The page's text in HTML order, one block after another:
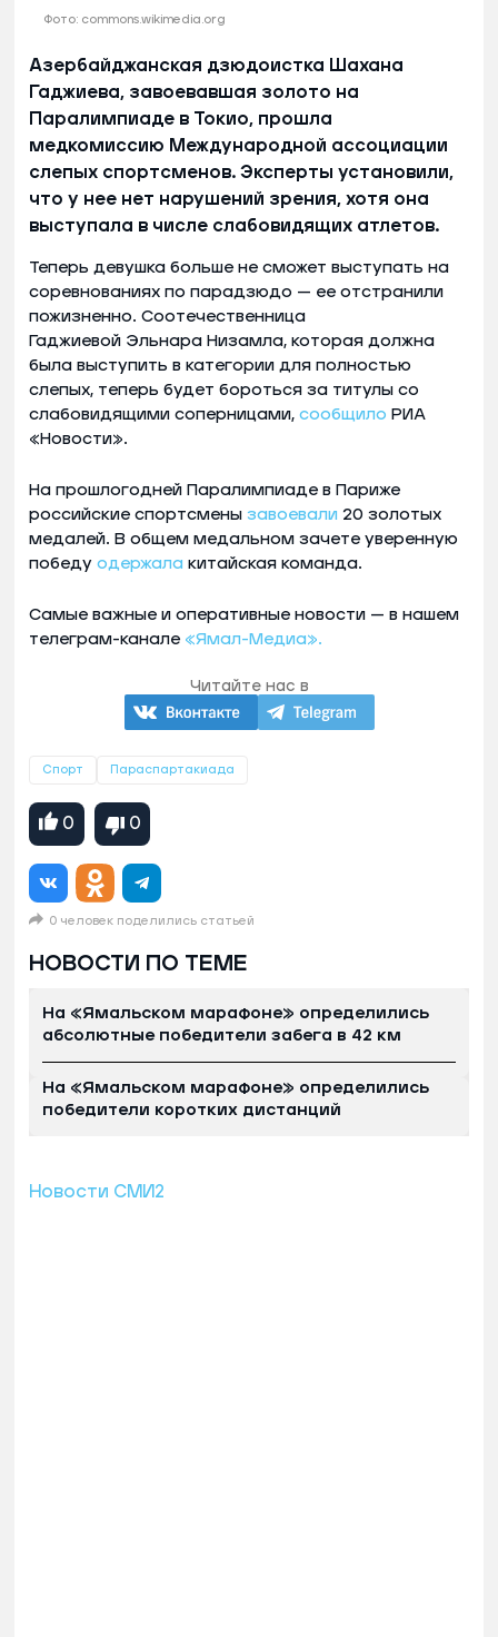
Фото: commons.wikimedia.org
Азербайджанская дзюдоистка Шахана
Гаджиева, завоевавшая золото на
Паралимпиаде в Токио, прошла
медкомиссию Международной ассоциации
слепых спортсменов. Эксперты установили,
что у нее нет нарушений зрения, хотя она
выступала в числе слабовидящих атлетов.
Теперь девушка больше не сможет выступать на
соревнованиях по парадзюдо — ее отстранили
пожизненно. Соотечественница
Гаджиевой Эльнара Низамла, которая должна
была выступить в категории для полностью
слепых, теперь будет бороться за титулы со
слабовидящими соперницами, сообщило РИА
«Новости».
На прошлогодней Паралимпиаде в Париже
российские спортсмены завоевали 20 золотых
медалей. В общем медальном зачете уверенную
победу одержала китайская команда.
Самые важные и оперативные новости — в нашем
телеграм-канале «Ямал-Медиа».
Читайте нас в
Спорт Параспартакиада
0 0
0 человек поделились статьей
НОВОСТИ ПО ТЕМЕ
На «Ямальском марафоне» определились
абсолютные победители забега в 42 км
На «Ямальском марафоне» определились
победители коротких дистанций
Новости СМИ2